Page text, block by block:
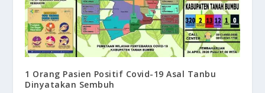
1 Orang Pasien Positif Covid-19 Asal Tanbu
Dinyatakan Sembuh